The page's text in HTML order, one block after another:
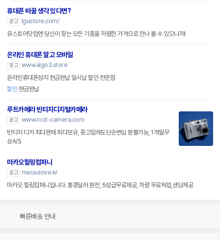
휴대폰 바꿀 생각 있다면?
광고
lgustore.com/
유스토어닷컴엔 당신이 찾는 모든 기종을 저렴한 가격으로 만나 볼 수 있으니까!
온라인 휴대폰 알고 모바일
광고 www.algo3.store
온라인휴대폰성지 현금완납 일시납 할인 전문점
할인 현금완납
루트카메라 빈티지디지털카메라
광고 www.root-camera.com
빈티지 디카 최댜판매 최댜보유, 중고임에도단순변심 환불가능, 1개월무
상A/S
마카오힐링컴퍼니
광고
macaulove.kr
마카오 힐링컴퍼니입니다. 홍콩달러 환전, 5성급무료제공, 차량 무료픽업,샌딩제공
빠른배송 안내